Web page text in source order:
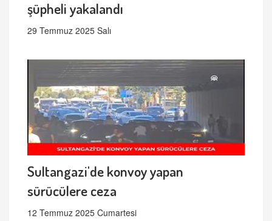
şüpheli yakalandı
29 Temmuz 2025 Salı
Sultangazi'de konvoy yapan
sürücülere ceza
12 Temmuz 2025 Cumartesi